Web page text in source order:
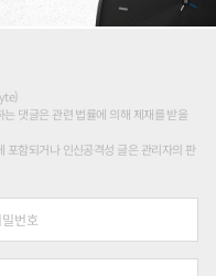
댓글은 관련 법률에 의해 제재를 받을
포함되거나 인신공격성 글은 관리자의 판